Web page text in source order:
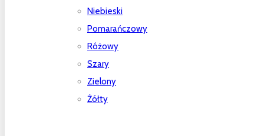
Niebieski
Pomarańczowy
Różowy
Szary
Zielony
Żółty